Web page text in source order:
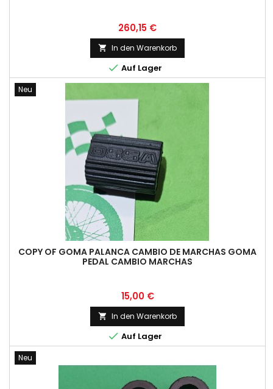
Preis
260,15 €
 In den Warenkorb
 Auf Lager
Neu
COPY OF GOMA PALANCA CAMBIO DE MARCHAS GOMA
PEDAL CAMBIO MARCHAS
Preis
15,00 €
 In den Warenkorb
 Auf Lager
Neu